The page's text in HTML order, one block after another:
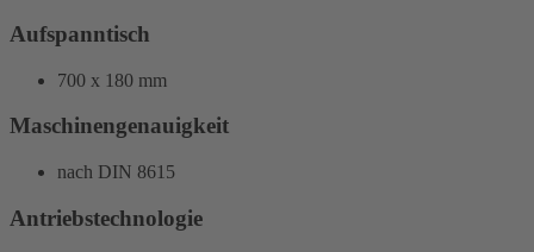
Aufspanntisch
700 x 180 mm
Maschinengenauigkeit
nach DIN 8615
Antriebstechnologie